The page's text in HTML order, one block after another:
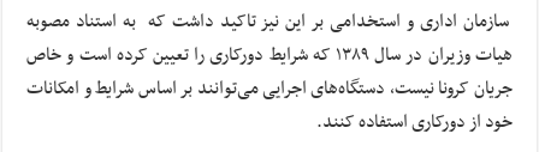
سازمان اداری و استخدامی بر این نیز تاکید داشت که به استناد مصوبه
هیات وزیران در سال ۱۳۸۹ که شرایط دورکاری را تعیین کرده است و خاص
جریان کرونا نیست، دستگاه‌های اجرایی می‌توانند بر اساس شرایط و امکانات
خود از دورکاری استفاده کنند.